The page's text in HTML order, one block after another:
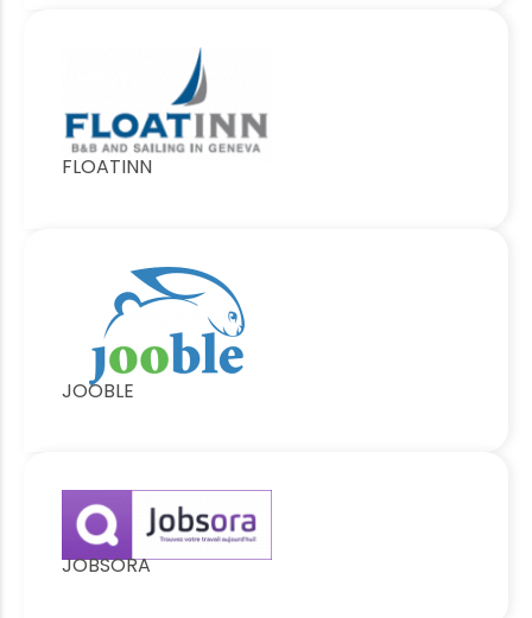
FLOATINN
JOOBLE
JOBSORA